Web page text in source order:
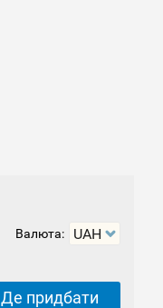
Валюта:
Де придбати